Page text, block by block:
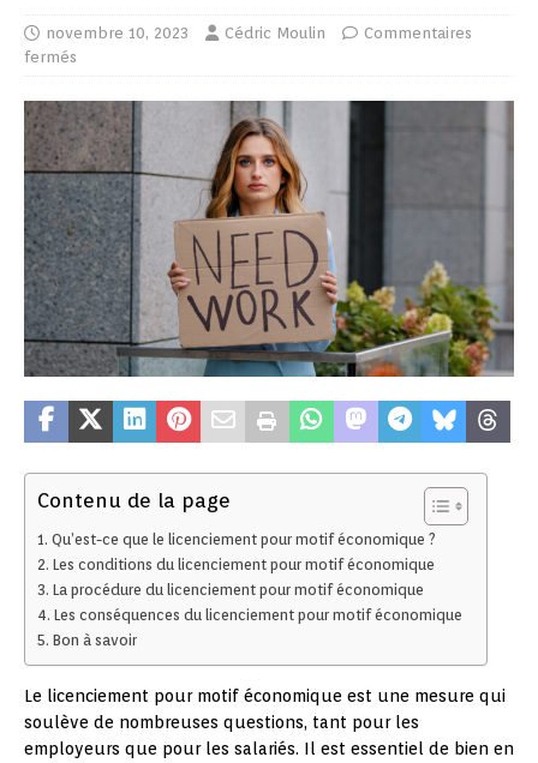
novembre 10, 2023 Cédric Moulin
Commentaires
fermés
Contenu de la page
Qu’est-ce que le licenciement pour motif économique ?
Les conditions du licenciement pour motif économique
La procédure du licenciement pour motif économique
Les conséquences du licenciement pour motif économique
Bon à savoir
Le licenciement pour motif économique est une mesure qui
soulève de nombreuses questions, tant pour les
employeurs que pour les salariés. Il est essentiel de bien en